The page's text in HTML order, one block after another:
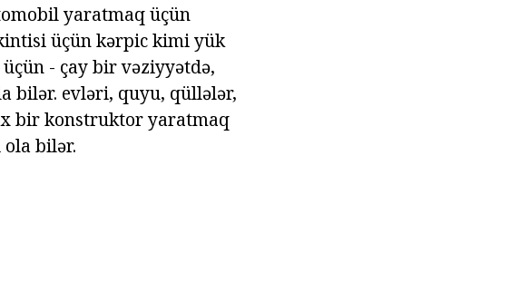
yaratmaq üçün
üçün kərpic kimi yük
- çay bir vəziyyətdə,
bilər. evləri, quyu, qüllələr,
bir konstruktor yaratmaq
ola bilər.